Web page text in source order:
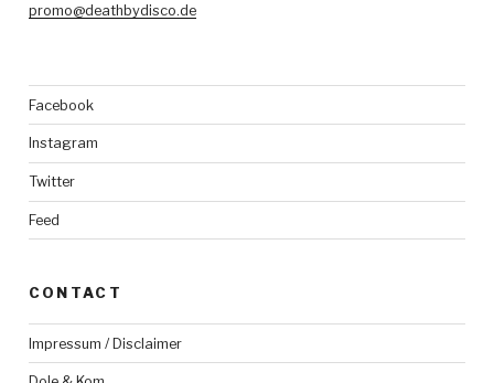
promo@deathbydisco.de
Facebook
Instagram
Twitter
Feed
CONTACT
Impressum / Disclaimer